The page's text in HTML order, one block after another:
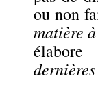
ou non
matière
élabore